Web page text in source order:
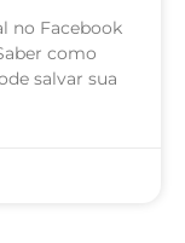
no Facebook
como
salvar sua